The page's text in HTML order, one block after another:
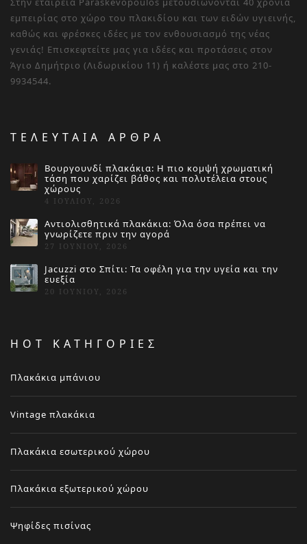
εμπειρίας στο χώρο του πλακιδίου και των ειδών υγιεινής,
καθώς και φρέσκες ιδέες με τον ενθουσιασμό της νέας
γενιάς! Επισκεφτείτε μας για ιδέες και προτάσεις στον
Άγιο Δημήτριο (Λιδωρικίου 11) ή καλέστε μας στο 210-
9934544.
ΤΕΛΕΥΤΑΙΑ ΑΡΘΡΑ
Βουργουνδί πλακάκια: Η πιο κομψή χρωματική
τάση που χαρίζει βάθος και πολυτέλεια στους
χώρους
4 ΙΟΥΛΊΟΥ, 2026
Αντιολισθητικά πλακάκια: Όλα όσα πρέπει να
γνωρίζετε πριν την αγορά
27 ΙΟΥΝΊΟΥ, 2026
Jacuzzi στο Σπίτι: Τα οφέλη για την υγεία και την
ευεξία
20 ΙΟΥΝΊΟΥ, 2026
HOT ΚΑΤΗΓΟΡΙΕΣ
Πλακάκια μπάνιου
Vintage πλακάκια
Πλακάκια εσωτερικού χώρου
Πλακάκια εξωτερικού χώρου
Ψηφίδες πισίνας